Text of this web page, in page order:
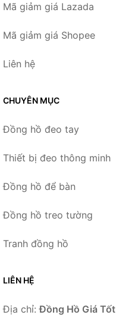
Mã giảm giá Lazada
Mã giảm giá Shopee
Liên hệ
CHUYÊN MỤC
Đồng hồ đeo tay
Thiết bị đeo thông minh
Đồng hồ để bàn
Đồng hồ treo tường
Tranh đồng hồ
LIÊN HỆ
Địa chỉ:Đồng Hồ Giá Tốt